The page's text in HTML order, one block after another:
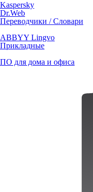
Kaspersky
Dr.Web
Переводчики / Словари
ABBYY Lingvo
Прикладные
ПО для дома и офиса